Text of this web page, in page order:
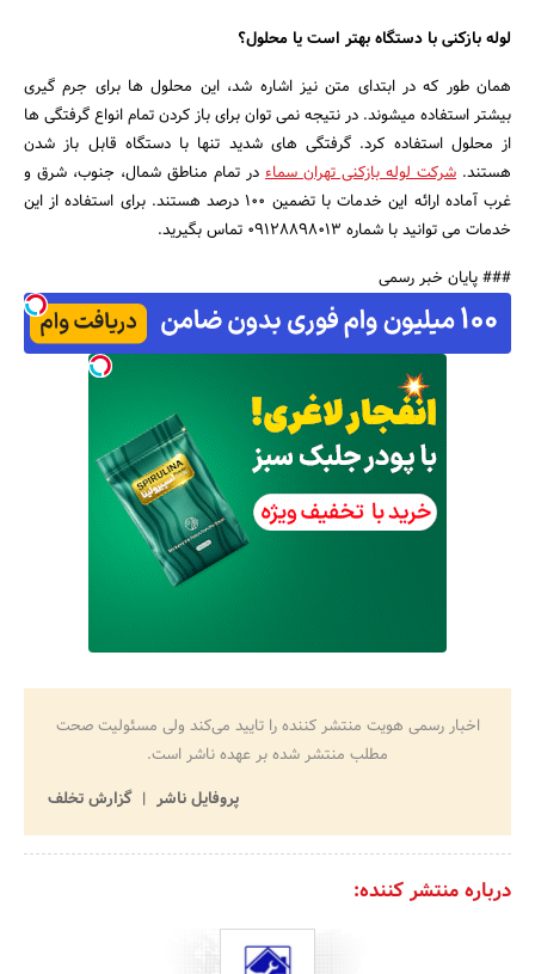
لوله بازکنی با دستگاه بهتر است یا محلول؟
همان طور که در ابتدای متن نیز اشاره شد، این محلول ها برای جرم گیری
بیشتر استفاده میشوند. در نتیجه نمی توان برای باز کردن تمام انواع گرفتگی ها
از محلول استفاده کرد. گرفتگی های شدید تنها با دستگاه قابل باز شدن
هستند. شرکت لوله بازکنی تهران سماء در تمام مناطق شمال، جنوب، شرق و
غرب آماده ارائه این خدمات با تضمین 100 درصد هستند. برای استفاده از این
خدمات می توانید با شماره 09128898013 تماس بگیرید.
### پایان خبر رسمی
اخبار رسمی هویت منتشر کننده را تایید می‌کند ولی مسئولیت صحت
مطلب منتشر شده بر عهده ناشر است.
پروفایل ناشر
گزارش تخلف
درباره منتشر کننده: